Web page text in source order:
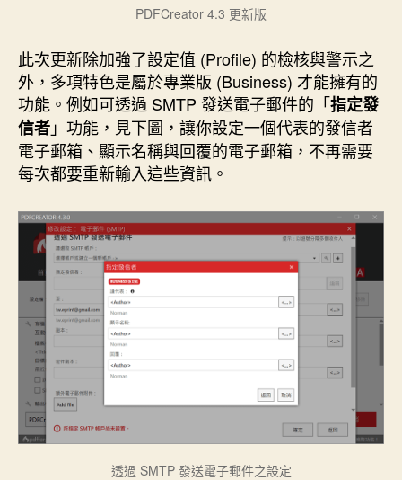
PDFCreator 4.3 更新版
此次更新除加強了設定值 (Profile) 的檢核與警示之
外，多項特色是屬於專業版 (Business) 才能擁有的
功能。例如可透過 SMTP 發送電子郵件的「指定發
信者」功能，見下圖，讓你設定一個代表的發信者
電子郵箱、顯示名稱與回覆的電子郵箱，不再需要
每次都要重新輸入這些資訊。
透過 SMTP 發送電子郵件之設定